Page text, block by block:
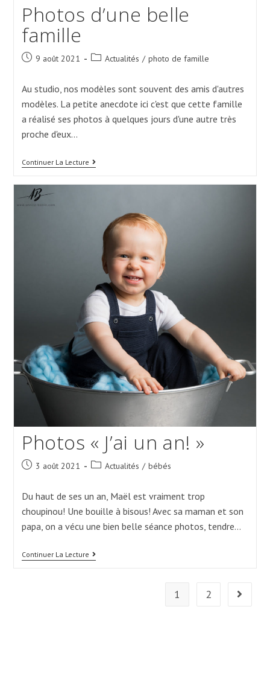
Photos d’une belle
famille
Post 9 août 2021
Post Actualités / photo de famille
Au studio, nos modèles sont souvent des amis d'autres
modèles. La petite anecdote ici c'est que cette famille
a réalisé ses photos à quelques jours d'une autre très
proche d'eux…
Continuer La LecturePhotos
Photos « J’ai un an! »
Post 3 août 2021
Post Actualités / bébés
Du haut de ses un an, Maël est vraiment trop
choupinou! Une bouille à bisous! Avec sa maman et son
papa, on a vécu une bien belle séance photos, tendre…
Continuer La LecturePhotos
« J’ai
1 2 Aller à